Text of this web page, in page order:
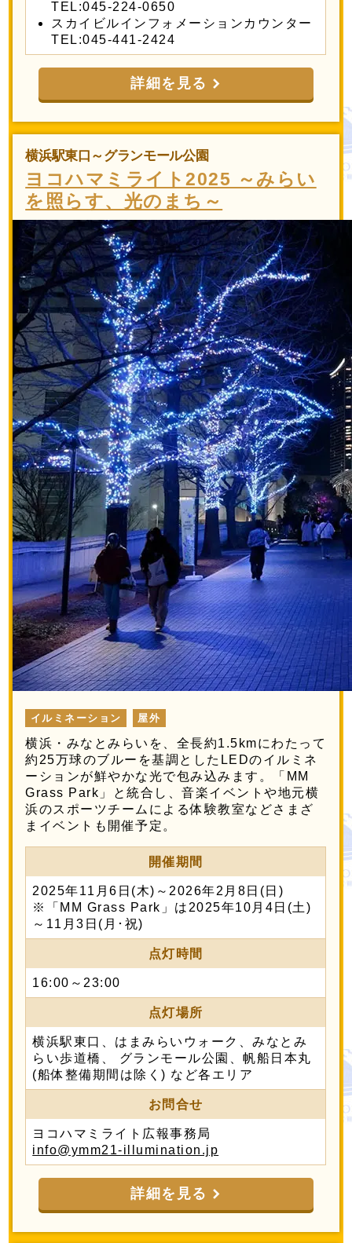
TEL:045-224-0650
スカイビルインフォメーションカウンター
TEL:045-441-2424
詳細を見る
横浜駅東口～グランモール公園
ヨコハマミライト2025 ～みらい
を照らす、光のまち～
イルミネーション 屋外
横浜・みなとみらいを、全長約1.5kmにわたって
約25万球のブルーを基調としたLEDのイルミネ
ーションが鮮やかな光で包み込みます。「MM
Grass Park」と統合し、音楽イベントや地元横
浜のスポーツチームによる体験教室などさまざ
まイベントも開催予定。
開催期間
2025年11月6日(木)～2026年2月8日(日)
※「MM Grass Park」は2025年10月4日(土)
～11月3日(月･祝)
点灯時間
16:00～23:00
点灯場所
横浜駅東口、はまみらいウォーク、みなとみ
らい歩道橋、 グランモール公園、帆船日本丸
(船体整備期間は除く) など各エリア
お問合せ
ヨコハマミライト広報事務局
info@ymm21-illumination.jp
詳細を見る